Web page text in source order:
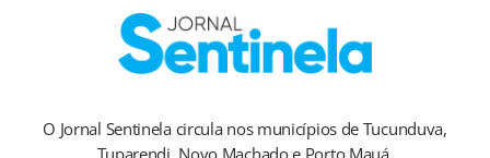
O Jornal Sentinela circula nos municípios de Tucunduva,
Tuparendi, Novo Machado e Porto Mauá.